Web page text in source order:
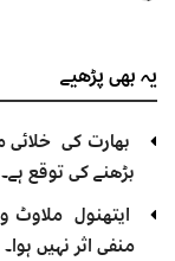
یہ بھیپڑھیے
بڑھنے کی توقع
ایتھنول ملاوٹ
منفی اثر نہیں